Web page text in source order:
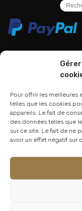
Pour offrir les meilleures
telles que les cookies
appareils. Le fait de
des données telles que
sur ce site. Le fait de ne
avoir un effet négatif sur